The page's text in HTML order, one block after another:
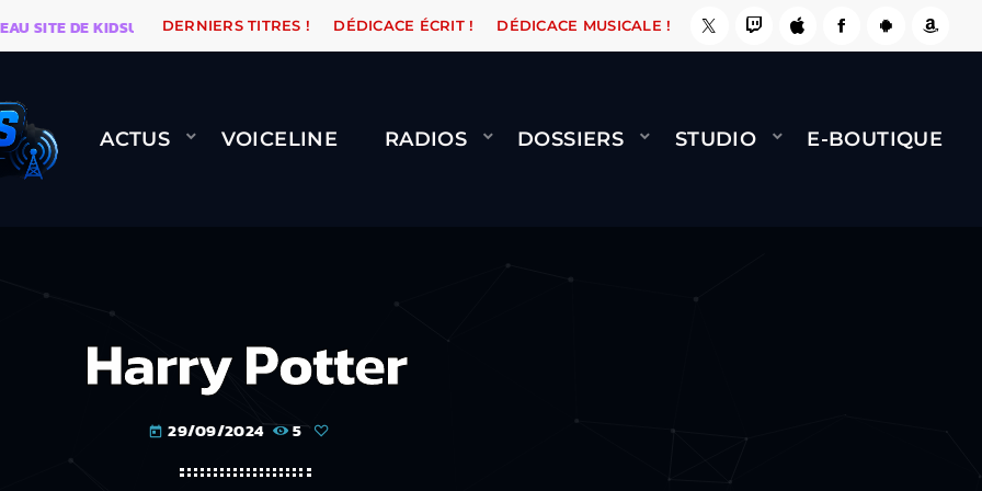
DE KIDSUNE WARÉTRO ORANGE ROAD QUI PASSE, ÇA LE FAIT ! NAMI BERNARD MINET - FLY
DERNIERS TITRES ! DÉDICACE ÉCRIT ! DÉDICACE MUSICALE !
ACTUS VOICELINE RADIOS DOSSIERS STUDIO E-BOUTIQUE
Harry Potter
today 29/09/2024 5